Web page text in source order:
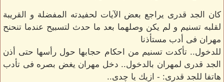
كان الجد قدرى يراجع بعض الآيات لحفيدته المفضلة و القريبة
لقلبه تسنيم و لم يكن وصلهما بعد ما حدث لتسبيح عندما تنحنح
مهران فى أدب مستأذنا
للدخول.. تأكدت تسنيم من احكام حجابها حول رأسها حتى أذن
الجد قدرى لمهران بالدخول.. دخل مهران يغض بصره فى تأدب
هاتفا للجد قدرى: - ازيك يا چدى..